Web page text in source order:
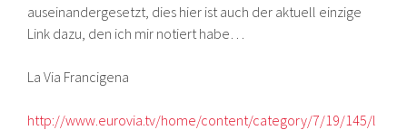
auseinandergesetzt, dies hier ist auch der aktuell einzige
Link dazu, den ich mir notiert habe…
La Via Francigena
http://www.eurovia.tv/home/content/category/7/19/145/l